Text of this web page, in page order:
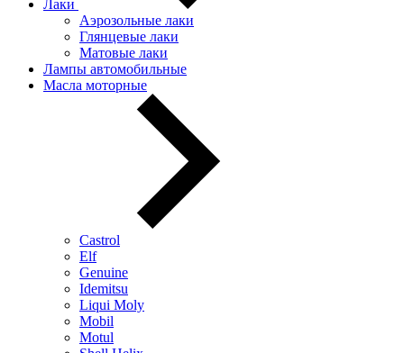
Лаки
Аэрозольные лаки
Глянцевые лаки
Матовые лаки
Лампы автомобильные
Масла моторные
Castrol
Elf
Genuine
Idemitsu
Liqui Moly
Mobil
Motul